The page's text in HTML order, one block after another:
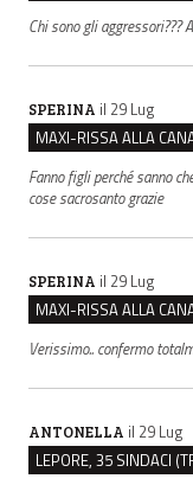
Chi sono gli aggressori???
SPERINA il 29 Lug
Fanno figli perché sanno
cose sacrosanto grazie
SPERINA il 29 Lug
Verissimo.. confermo
ANTONELLA il 29 Lug